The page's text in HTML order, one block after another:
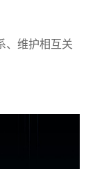
、维护相互关